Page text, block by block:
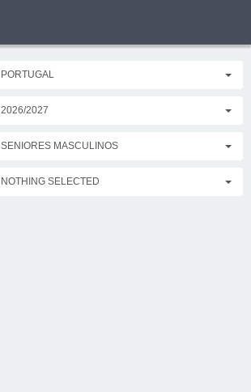
PORTUGAL
2026/2027
SENIORES MASCULINOS
NOTHING SELECTED